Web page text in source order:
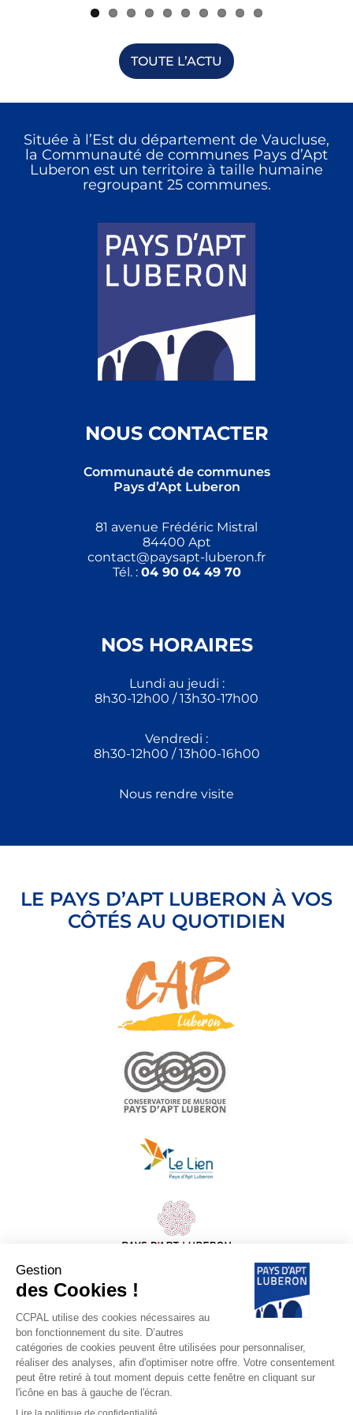
TOUTE L’ACTU
Située à l’Est du département de Vaucluse,
la Communauté de communes Pays d’Apt
Luberon est un territoire à taille humaine
regroupant 25 communes.
NOUS CONTACTER
Communauté de communes
Pays d’Apt Luberon
81 avenue Frédéric Mistral
84400 Apt
contact@paysapt-luberon.fr
Tél. : 04 90 04 49 70
NOS HORAIRES
Lundi au jeudi :
8h30-12h00 / 13h30-17h00
Vendredi :
8h30-12h00 / 13h00-16h00
Nous rendre visite
LE PAYS D’APT LUBERON À VOS
CÔTÉS AU QUOTIDIEN